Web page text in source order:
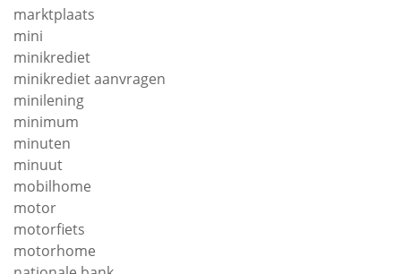
marktplaats
mini
minikrediet
minikrediet aanvragen
minilening
minimum
minuten
minuut
mobilhome
motor
motorfiets
motorhome